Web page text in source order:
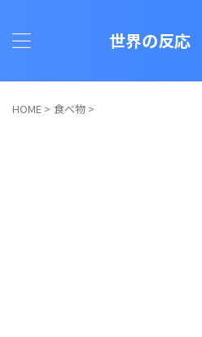
世界の反
HOME > 食べ物 >